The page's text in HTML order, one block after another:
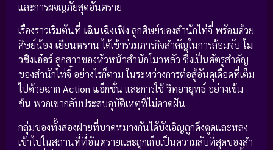
และการผจญภัยสุดอันตราย
เรื่องราวเริ่มต้นที่ เฉินเฉิงเฟิง ลูกศิษย์ของสำนักไท่จี๋ พร้อมด้วย
ศิษย์น้อง เยียนหรานได้เข้าร่วมภารกิจสำคัญในการล้อมจับ โม
วชิงเอ๋อร์ ลูกสาวของหัวหน้าสำนักโมวหลัว ซึ่งเป็นศัตรูสำคัญ
ของสำนักไท่จี๋ อย่างไรก็ตาม ในระหว่างการต่อสู้อันดุเดือดที่เต็ม
ไปด้วยฉาก Action แอ็กชั่น และการใช้วิทยายุทธ์ อย่างเข้ม
ข้น พวกเขากลับประสบอุบัติเหตุที่ไม่คาดฝัน
กลุ่มของทั้งสองฝ่ายที่บาดหมางกันได้บังเอิญถูกดึงดูดและหลง
เข้าไปในสถานที่ที่อันตรายและถูกเก็บเป็นความลับที่สุดของสำ